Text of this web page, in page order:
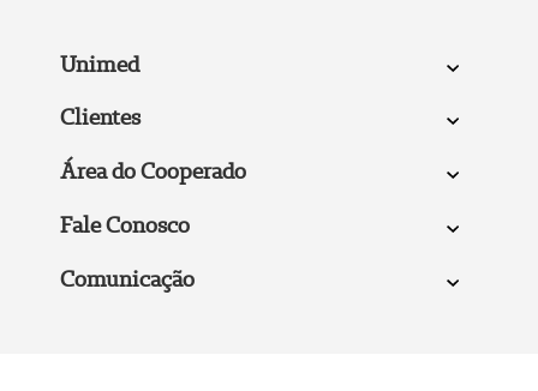
Unimed
Clientes
Área do Cooperado
Fale Conosco
Comunicação